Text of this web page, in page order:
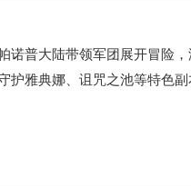
普大陆带领军团展开冒险
雅典娜、诅咒之池等特色